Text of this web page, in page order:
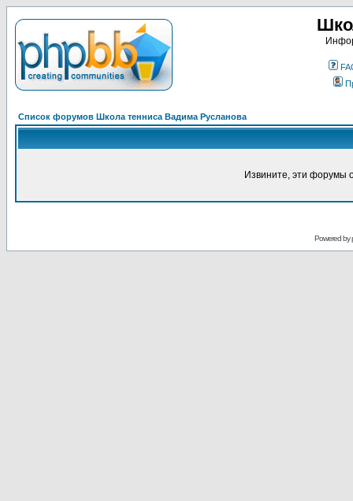
Список форумов Школа тенниса Вадима Русланова
Извините, эти форумы
Powered by